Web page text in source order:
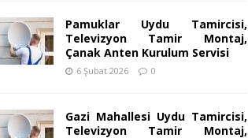
Pamuklar Uydu Tamircisi,
Televizyon Tamir Montaj,
Çanak Anten Kurulum Servisi
6 Şubat 2026 0
Gazi Mahallesi Uydu Tamircisi,
Televizyon Tamir Montaj,